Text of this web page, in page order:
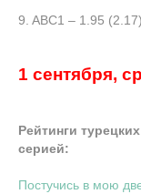
9. ABC1 – 1.95
1 сентября,
Рейтинги
серией:
Постучись в мою